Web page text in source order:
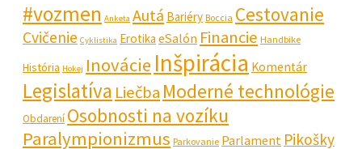
#vozmen Anketa Autá Bariéry Boccia Cestovanie
Cvičenie Cyklistika Erotika eSalón Financie Handbike
História Hokej Inovácie Inšpirácia Komentár
Legislatíva Liečba Moderné technológie
Obdarení Osobnosti na vozíku
Paralympionizmus Parkovanie Parlament Pikošky